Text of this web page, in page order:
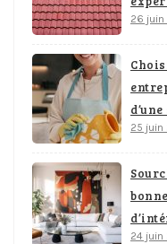
26 juin
25 juin
24 juin